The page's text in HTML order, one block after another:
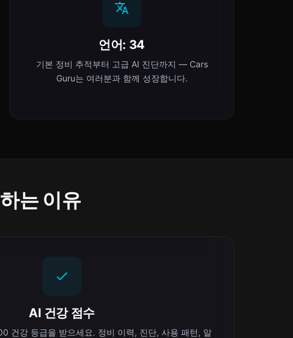
언어: 34
기본 정비 추적부터 고급 AI 진단까지 — Cars
Guru는 여러분과 함께 성장합니다.
는 이유
AI 건강 점수
건강 등급을 받으세요. 정비 이력, 진단, 사용 패턴, 알